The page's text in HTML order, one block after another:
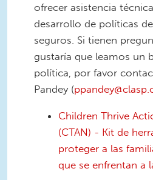
ofrecer asistencia
desarrollo de políticas
seguros. Si tienen
gustaría que leamos un
política, por favor
Pandey (
Children Thrive
(CTAN) - Kit de
proteger a las
que se enfrentan a